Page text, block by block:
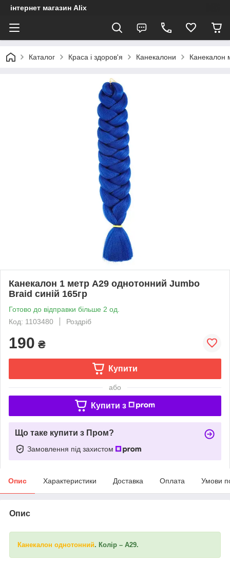
інтернет магазин Alix
Каталог Краса і здоров'я Канекалони Канекалон
Канекалон 1 метр А29 однотонний Jumbo
Braid синій 165гр
Готово до відправки більше 2 од.
Код: 1103480
Роздріб
190 ₴
Купити
або
Купити з
Що таке купити з Пром?
Замовлення під захистом
Опис Характеристики Доставка Оплата Умови
Опис
Канекалон однотонний. Колір – А29.